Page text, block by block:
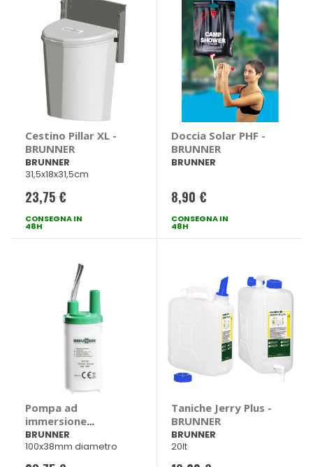
Cestino Pillar XL -
BRUNNER
BRUNNER
31,5x18x31,5cm
23,75 €
CONSEGNA IN
48H
Doccia Solar PHF -
BRUNNER
BRUNNER
8,90 €
CONSEGNA IN
48H
Pompa ad
immersione
Aquatic 10L -
BRUNNER
BRUNNER
100x38mm diametro
Taniche Jerry Plus -
BRUNNER
BRUNNER
20lt